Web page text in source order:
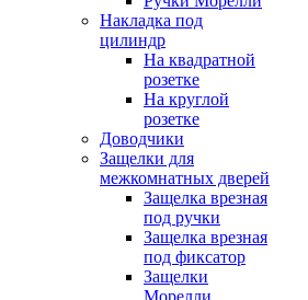
Накладка под
цилиндр
На квадратной
розетке
На круглой
розетке
Доводчики
Защелки для
межкомнатных дверей
Защелка врезная
под ручки
Защелка врезная
под фиксатор
Защелки
Морелли